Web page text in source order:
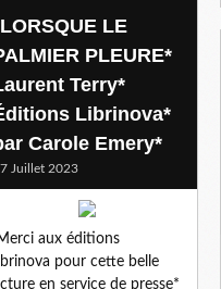
LE
PLEURE*
Terry*
Librinova*
Carole Emery*
Juillet 2023
aux éditions
pour cette belle
en service de presse*